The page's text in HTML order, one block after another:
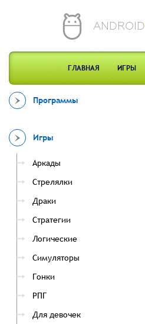
ANDROID
ГЛАВНАЯ ИГРЫ
Программы
Игры
Аркады
Стрелялки
Драки
Стратегии
Логические
Симуляторы
Гонки
РПГ
Для девочек